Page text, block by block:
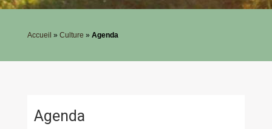
Accueil » Culture » Agenda
Agenda